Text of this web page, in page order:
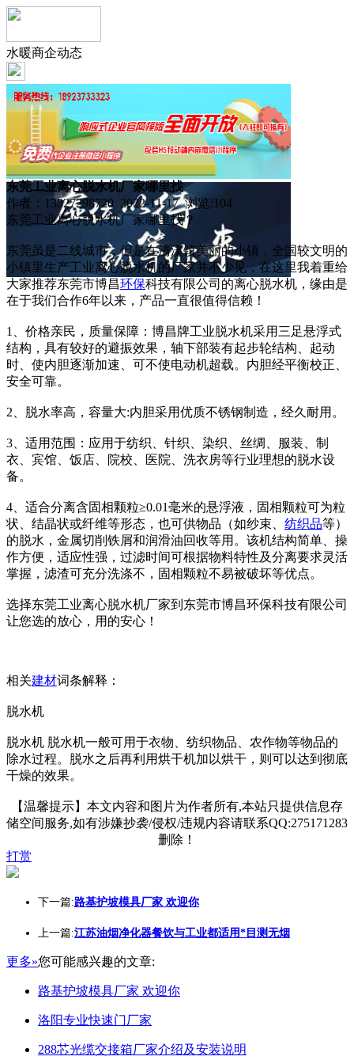
水暖商企动态
东莞工业离心脱水机厂家哪里找
作者：13827298720 2022-11-17 浏览:104
东莞工业离心脱水机厂家哪里找？
东莞虽是二线城市，但是在清溪镇美丽的小镇，全国较文明的
小镇里生产工业离心脱水机的厂家并不少见，在这里我着重给
大家推荐东莞市博昌环保科技有限公司的离心脱水机，缘由是
在于我们合作6年以来，产品一直很值得信赖！
1、价格亲民，质量保障：博昌牌工业脱水机采用三足悬浮式
结构，具有较好的避振效果，轴下部装有起步轮结构、起动
时、使内胆逐渐加速、可不使电动机超载。内胆经平衡校正、
安全可靠。
2、脱水率高，容量大:内胆采用优质不锈钢制造，经久耐用。
3、适用范围：应用于纺织、针织、染织、丝绸、服装、制
衣、宾馆、饭店、院校、医院、洗衣房等行业理想的脱水设
备。
4、适合分离含固相颗粒≥0.01毫米的悬浮液，固相颗粒可为粒
状、结晶状或纤维等形态，也可供物品（如纱束、 纺织品等）
的脱水，金属切削铁屑和润滑油回收等用。该机结构简单、操
作方便，适应性强，过滤时间可根据物料特性及分离要求灵活
掌握，滤渣可充分洗涤不，固相颗粒不易被破坏等优点。
选择东莞工业离心脱水机厂家到东莞市博昌环保科技有限公司
让您选的放心，用的安心！
相关建材词条解释：
脱水机
脱水机 脱水机一般可用于衣物、纺织物品、农作物等物品的
除水过程。脱水之后再利用烘干机加以烘干，则可以达到彻底
干燥的效果。
【温馨提示】本文内容和图片为作者所有,本站只提供信息存
储空间服务,如有涉嫌抄袭/侵权/违规内容请联系QQ:275171283
删除！
打赏
下一篇:路基护坡模具厂家 欢迎你
上一篇:江苏油烟净化器餐饮与工业都适用*目测无烟
更多»您可能感兴趣的文章:
路基护坡模具厂家 欢迎你
洛阳专业快速门厂家
288芯光缆交接箱厂家介绍及安装说明